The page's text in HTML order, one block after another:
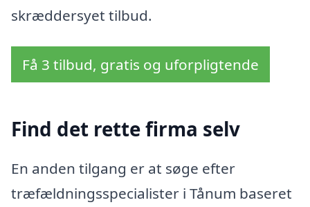
skræddersyet tilbud.
Få 3 tilbud, gratis og uforpligtende
Find det rette firma selv
En anden tilgang er at søge efter
træfældningsspecialister i Tånum baseret